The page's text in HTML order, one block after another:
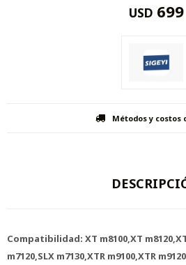
USD 699
Métodos y costos
Compatibilidad: XT m8100,XT
m7120,SLX m7130,XTR m9100,XTR